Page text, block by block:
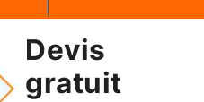
Devis
gratuit